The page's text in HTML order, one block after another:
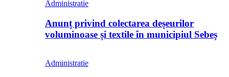
Administratie
Anunț privind colectarea deșeurilor
voluminoase și textile în municipiul Sebeș
Administratie